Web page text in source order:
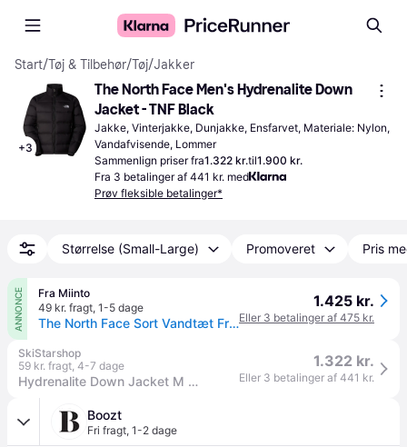
Start/Tøj & Tilbehør/Tøj/Jakker
+3
The North Face Men's Hydrenalite Down
Jacket - TNF Black
Jakke, Vinterjakke, Dunjakke, Ensfarvet, Materiale: Nylon,
Vandafvisende, Lommer
Sammenlign priser fra1.322 kr.til1.900 kr.
Fra 3 betalinger af 441 kr. med
Prøv fleksible betalinger*
Størrelse (Small-Large) Promoveret Pris
ANNONCE
Fra Miinto
49 kr. fragt, 1-5 dage
The North Face Sort Vandtæt Frakke med Logobroderi - Træning - Herre - Sort - 2XL - Nylon
1.425 kr.
Eller 3 betalinger af 475 kr.
SkiStarshop
59 kr. fragt, 4-7 dage
Hydrenalite Down Jacket M TNF Black (S).
1.322 kr.
Eller 3 betalinger af 441 kr.
Boozt
Fri fragt, 1-2 dage